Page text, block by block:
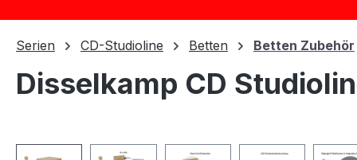
Serien CD-Studioline Betten Betten Zubehör
Disselkamp CD
Bildergalerie überspringen